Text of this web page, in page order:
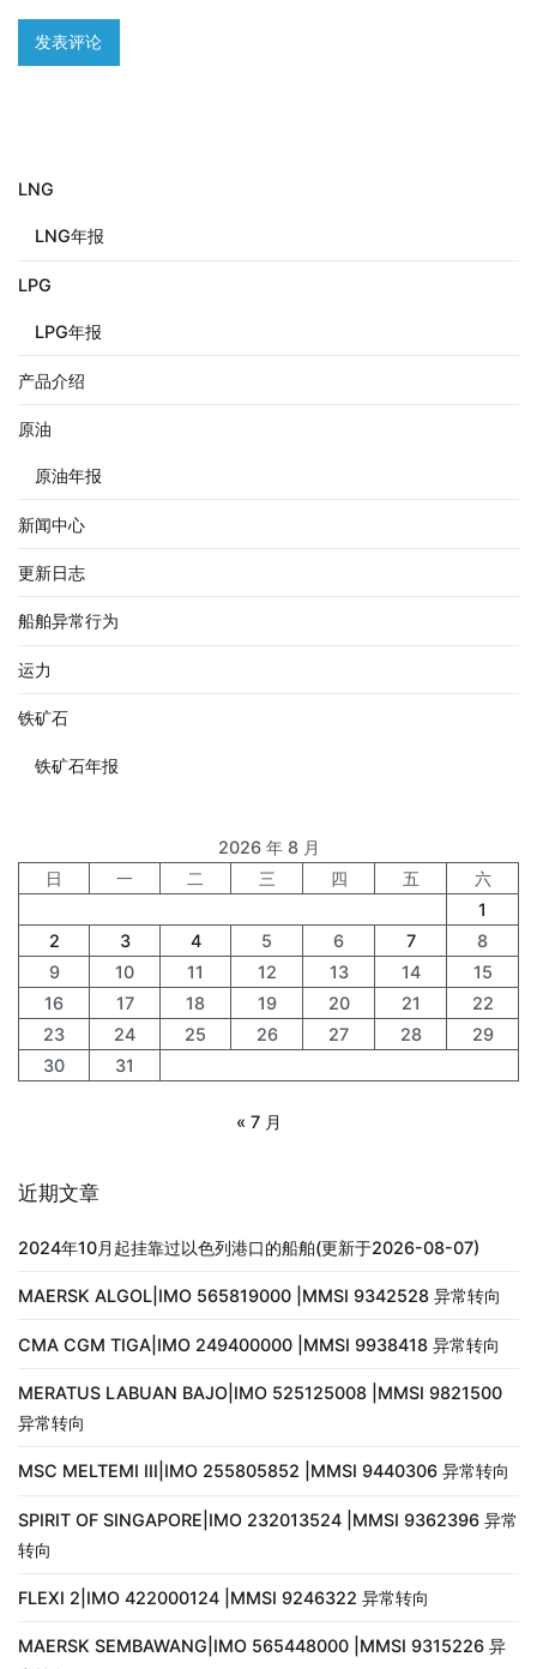
LNG
LNG年报
LPG
LPG年报
产品介绍
原油
原油年报
新闻中心
更新日志
船舶异常行为
运力
铁矿石
铁矿石年报
2026 年 8 月
日
一 二 三 四 五
六
1
2
3 4 5 6 7
8
9
10 11 12 13 14
15
16
17 18 19 20 21
22
23
24 25 26 27 28
29
30
31
« 7 月
近期文章
2024年10月起挂靠过以色列港口的船舶(更新于2026-08-07)
MAERSK ALGOL|IMO 565819000 |MMSI 9342528 异常转向
CMA CGM TIGA|IMO 249400000 |MMSI 9938418 异常转向
MERATUS LABUAN BAJO|IMO 525125008 |MMSI 9821500
异常转向
MSC MELTEMI III|IMO 255805852 |MMSI 9440306 异常转向
SPIRIT OF SINGAPORE|IMO 232013524 |MMSI 9362396 异常
转向
FLEXI 2|IMO 422000124 |MMSI 9246322 异常转向
MAERSK SEMBAWANG|IMO 565448000 |MMSI 9315226 异